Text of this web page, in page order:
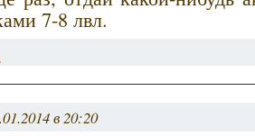
7-8 лвл.
в 20:20